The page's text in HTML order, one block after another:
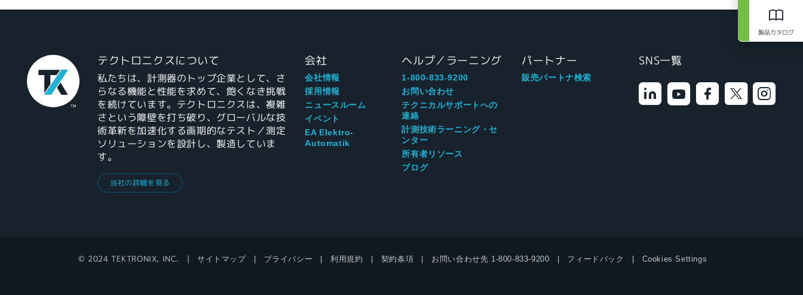
製品カタログ
テクトロニクスについて
私たちは、計測器のトップ企業として、さ
らなる機能と性能を求めて、飽くなき挑戦
を続けています。テクトロニクスは、複雑
さという障壁を打ち破り、グローバルな技
術革新を加速化する画期的なテスト／測定
ソリューションを設計し、製造していま
す。
当社の詳細を見る
会社
会社情報
採用情報
ニュースルーム
イベント
EA Elektro-
Automatik
ヘルプ／ラーニング
1-800-833-9200
お問い合わせ
テクニカルサポートへの
連絡
計測技術ラーニング・セ
ンター
所有者リソース
ブログ
パートナー
販売パートナ検索
SNS一覧
© 2024 TEKTRONIX, INC. サイトマップ プライバシー 利用規約 契約条項 お問い合わせ先 1-800-833-9200 フィードバック Cookies Settings